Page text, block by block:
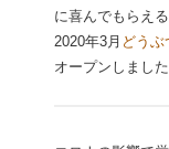
に喜んでもらえ
2020年3月 どうぶ
オープンしました